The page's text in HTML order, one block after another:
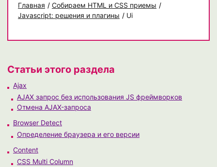
Главная / Собираем HTML и CSS приемы /
Javascript: решения и плагины / Ui
Статьи этого раздела
Ajax
AJAX запрос без использования JS фреймворков
Отмена AJAX-запроса
Browser Detect
Определение браузера и его версии
Content
CSS Multi Column